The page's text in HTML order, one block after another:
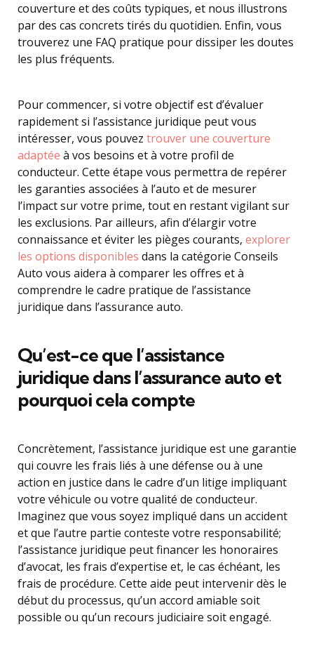
couverture et des coûts typiques, et nous illustrons
par des cas concrets tirés du quotidien. Enfin, vous
trouverez une FAQ pratique pour dissiper les doutes
les plus fréquents.
Pour commencer, si votre objectif est d’évaluer
rapidement si l’assistance juridique peut vous
intéresser, vous pouvez trouver une couverture
adaptée à vos besoins et à votre profil de
conducteur. Cette étape vous permettra de repérer
les garanties associées à l’auto et de mesurer
l’impact sur votre prime, tout en restant vigilant sur
les exclusions. Par ailleurs, afin d’élargir votre
connaissance et éviter les pièges courants, explorer
les options disponibles dans la catégorie Conseils
Auto vous aidera à comparer les offres et à
comprendre le cadre pratique de l’assistance
juridique dans l’assurance auto.
Qu’est-ce que l’assistance
juridique dans l’assurance auto et
pourquoi cela compte
Concrètement, l’assistance juridique est une garantie
qui couvre les frais liés à une défense ou à une
action en justice dans le cadre d’un litige impliquant
votre véhicule ou votre qualité de conducteur.
Imaginez que vous soyez impliqué dans un accident
et que l’autre partie conteste votre responsabilité;
l’assistance juridique peut financer les honoraires
d’avocat, les frais d’expertise et, le cas échéant, les
frais de procédure. Cette aide peut intervenir dès le
début du processus, qu’un accord amiable soit
possible ou qu’un recours judiciaire soit engagé.